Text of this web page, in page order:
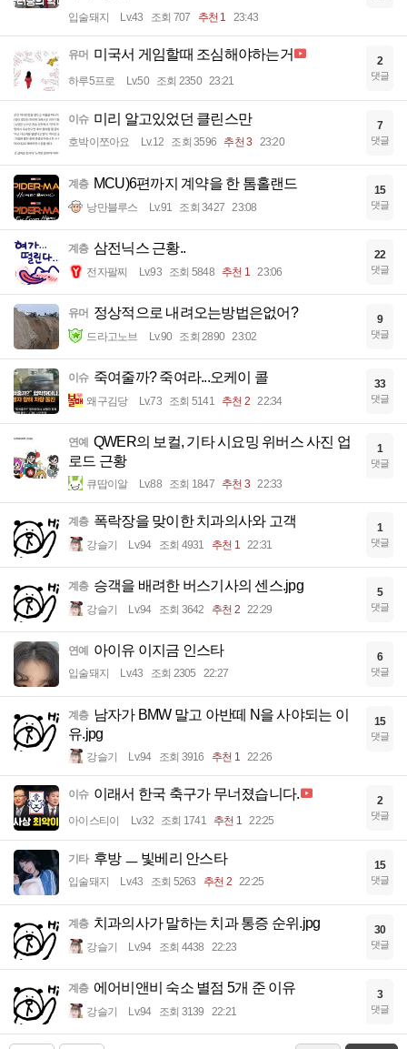
입술돼지 Lv.43 조회 707 추천 1 23:43
유머 미국서 게임할때 조심해야하는거
하루5프로 Lv.50 조회 2350 23:21
2
댓글
이슈 미리 알고있었던 클린스만
호박이쪼아요 Lv.12 조회 3596 추천 3 23:20
7
댓글
계층 MCU)6편까지 계약을 한 톰홀랜드
낭만블루스 Lv.91 조회 3427 23:08
15
댓글
계층 삼전닉스 근황..
전자팔찌 Lv.93 조회 5848 추천 1 23:06
22
댓글
유머 정상적으로 내려오는방법은없어?
드라고노브 Lv.90 조회 2890 23:02
9
댓글
이슈 죽여줄까? 죽여라...오케이 콜
왜구김당 Lv.73 조회 5141 추천 2 22:34
33
댓글
연예
QWER의 보컬, 기타 시요밍 위버스 사진 업
로드 근황
큐땁이알 Lv.88 조회 1847 추천 3 22:33
1
댓글
계층 폭락장을 맞이한 치과의사와 고객
강슬기 Lv.94 조회 4931 추천 1 22:31
1
댓글
계층 승객을 배려한 버스기사의 센스.jpg
강슬기 Lv.94 조회 3642 추천 2 22:29
5
댓글
연예 아이유 이지금 인스타
입술돼지 Lv.43 조회 2305 22:27
6
댓글
계층 남자가 BMW 말고 아반떼 N을 사야되는 이
유.jpg
강슬기 Lv.94 조회 3916 추천 1 22:26
15
댓글
이슈 이래서 한국 축구가 무너졌습니다.
아이스티이 Lv.32 조회 1741 추천 1 22:25
2
댓글
기타 후방 ㅡ 빛베리 안스타
입술돼지 Lv.43 조회 5263 추천 2 22:25
15
댓글
계층 치과의사가 말하는 치과 통증 순위.jpg
강슬기 Lv.94 조회 4438 22:23
30
댓글
계층 에어비앤비 숙소 별점 5개 준 이유
강슬기 Lv.94 조회 3139 22:21
3
댓글